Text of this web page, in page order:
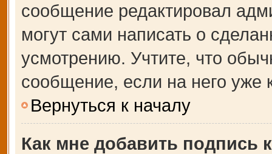
сообщение редактировал
могут сами написать о
усмотрению. Учтите, что
сообщение, если на него уже
Вернуться к началу
Как мне добавить подпись